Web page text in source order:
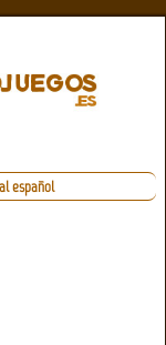
español